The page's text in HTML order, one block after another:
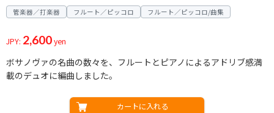
管楽器／打楽器 フルート／ピッコロ フルート／ピッコロ/曲集
JPY: 2,600yen
ボサノヴァの名曲の数々を、フルートとピアノによるアドリブ感満
載のデュオに編曲しました。
カートに入れる